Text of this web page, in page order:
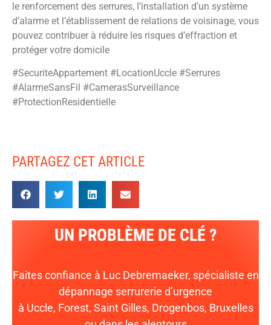
le renforcement des serrures, l’installation d’un système
d’alarme et l’établissement de relations de voisinage, vous
pouvez contribuer à réduire les risques d’effraction et
protéger votre domicile
#SecuriteAppartement #LocationUccle #Serrures
#AlarmeSansFil #CamerasSurveillance
#ProtectionResidentielle
PARTAGEZ CET ARTICLE
UN PROBLÈME DE CLÉ ?
Faites confiance à Luc Debremaeker, spécialiste en
dépannage serrurerie d’urgence
à Uccle, Forest, Saint Gilles, Drogenbos, Bruxelles